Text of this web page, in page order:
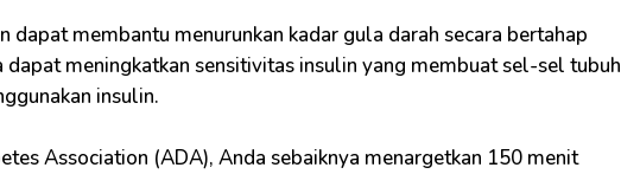
dapat membantu menurunkan kadar gula darah secara bertahap
meningkatkan sensitivitas insulin yang membuat sel-sel tubuh
insulin.
Association (ADA), Anda sebaiknya menargetkan 150 menit